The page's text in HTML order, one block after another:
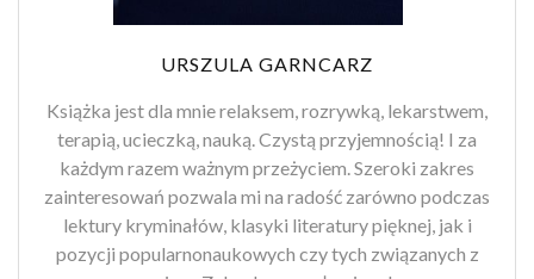
URSZULA GARNCARZ
Książka jest dla mnie relaksem, rozrywką, lekarstwem,
terapią, ucieczką, nauką. Czystą przyjemnością! I za
każdym razem ważnym przeżyciem. Szeroki zakres
zainteresowań pozwala mi na radość zarówno podczas
lektury kryminałów, klasyki literatury pięknej, jak i
pozycji popularnonaukowych czy tych związanych z